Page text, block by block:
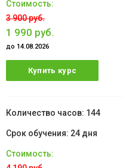
3 900 руб.
1 990 руб.
до 14.08.2026
Купить курс
144
24 дня